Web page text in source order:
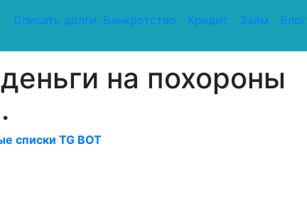
Списать долги. Банкротство Кредит Займ Блог
на похороны
списки TG BOT